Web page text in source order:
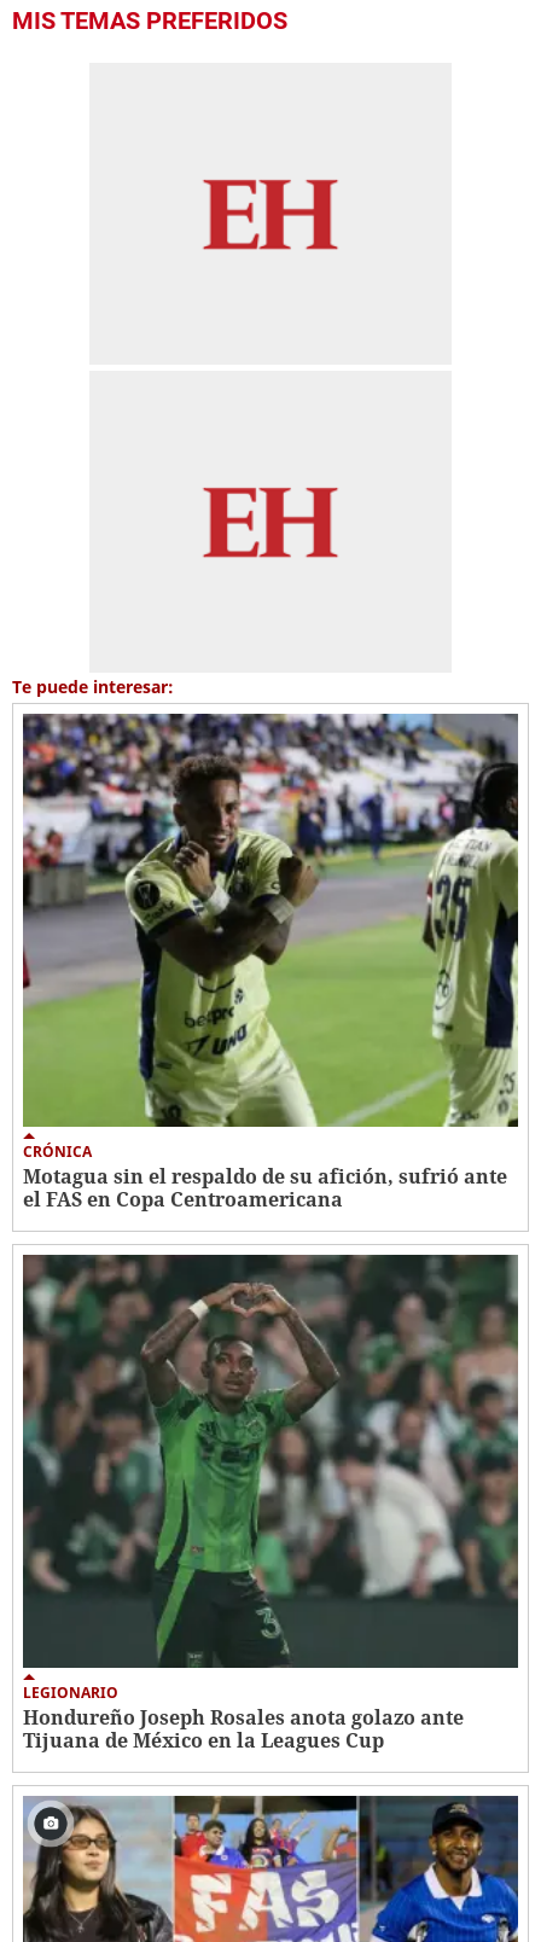
MIS TEMAS PREFERIDOS
Te puede interesar:
CRÓNICA
Motagua sin el respaldo de su afición, sufrió ante
el FAS en Copa Centroamericana
LEGIONARIO
Hondureño Joseph Rosales anota golazo ante
Tijuana de México en la Leagues Cup